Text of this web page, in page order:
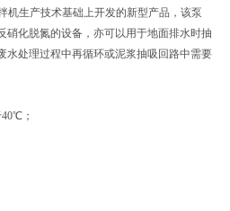
机生产技术基础上开发的新型产品，该泵
硝化脱氮的设备，亦可以用于地面排水时抽
水处理过程中再循环或泥浆抽吸回路中需要
；